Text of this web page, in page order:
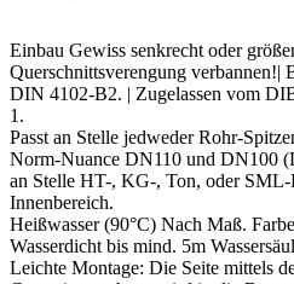
Einbau Gewiss senkrecht oder
Querschnittsverengung verbannen!|
DIN 4102-B2. | Zugelassen vom
1.
Passt an Stelle jedweder Rohr-
Norm-Nuance DN110 und DN100
an Stelle HT-, KG-, Ton, oder
Innenbereich.
Heißwasser (90°C) Nach Maß.
Wasserdicht bis mind. 5m
Leichte Montage: Die Seite mittels